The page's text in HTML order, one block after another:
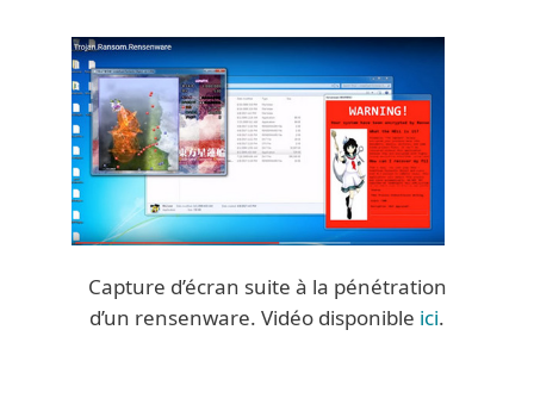
Capture d’écran suite à la pénétration
d’un rensenware. Vidéo disponible ici.